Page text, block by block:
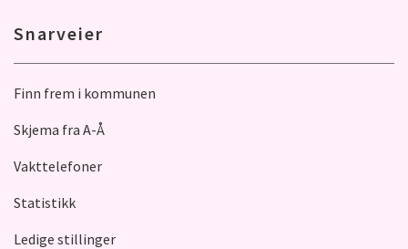
Snarveier
Finn frem i kommunen
Skjema fra A-Å
Vakttelefoner
Statistikk
Ledige stillinger